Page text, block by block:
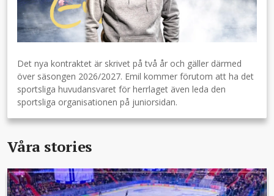
Det nya kontraktet är skrivet på två år och gäller därmed
över säsongen 2026/2027. Emil kommer förutom att ha det
sportsliga huvudansvaret för herrlaget även leda den
sportsliga organisationen på juniorsidan.
Våra stories